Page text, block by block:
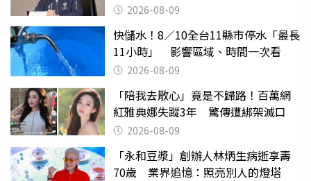
2026-08-09
快儲水！8／10全台11縣市停水「最長
11小時」 影響區域、時間一次看
2026-08-09
「陪我去散心」竟是不歸路！百萬網
紅雅典娜失蹤3年 驚傳遭綁架滅口
2026-08-09
「永和豆漿」創辦人林炳生病逝享壽
70歲 業界追憶：照亮別人的燈塔